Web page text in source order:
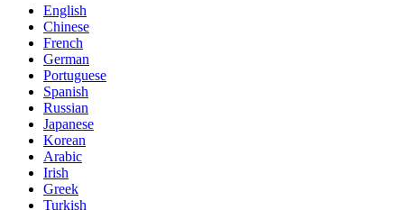
English
Chinese
French
German
Portuguese
Spanish
Russian
Japanese
Korean
Arabic
Irish
Greek
Turkish